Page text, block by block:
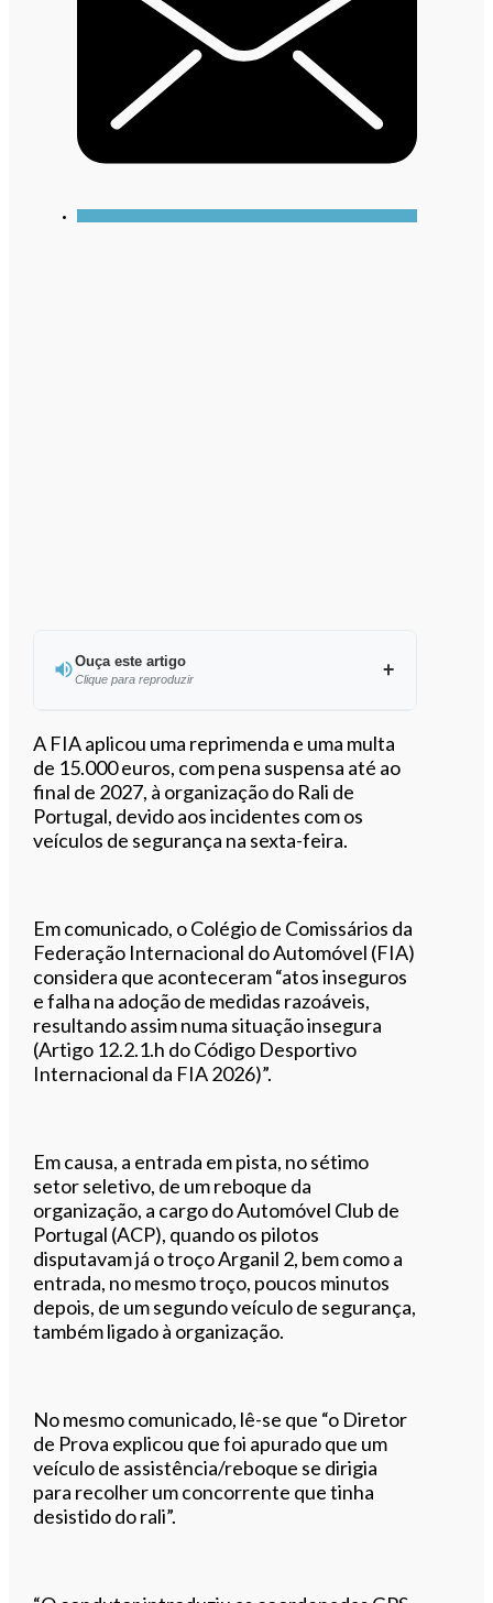
Ouça este artigo
Clique para reproduzir
Ouvir este artigo
A FIA aplicou uma reprimenda e uma multa
de 15.000 euros, com pena suspensa até ao
final de 2027, à organização do Rali de
Portugal, devido aos incidentes com os
veículos de segurança na sexta-feira.
Em comunicado, o Colégio de Comissários da
Federação Internacional do Automóvel (FIA)
considera que aconteceram “atos inseguros
e falha na adoção de medidas razoáveis,
resultando assim numa situação insegura
(Artigo 12.2.1.h do Código Desportivo
Internacional da FIA 2026)”.
Em causa, a entrada em pista, no sétimo
setor seletivo, de um reboque da
organização, a cargo do Automóvel Club de
Portugal (ACP), quando os pilotos
disputavam já o troço Arganil 2, bem como a
entrada, no mesmo troço, poucos minutos
depois, de um segundo veículo de segurança,
também ligado à organização.
No mesmo comunicado, lê-se que “o Diretor
de Prova explicou que foi apurado que um
veículo de assistência/reboque se dirigia
para recolher um concorrente que tinha
desistido do rali”.